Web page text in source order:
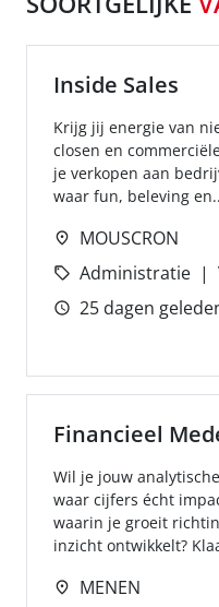
Inside Sales
Krijg jij energie van
closen en
je verkopen aan
waar fun, beleving
MOUSCRON
Administratie
25 dagen
Financieel
Wil je jouw
waar cijfers écht
waarin je groeit
inzicht ontwikkelt?
MENEN